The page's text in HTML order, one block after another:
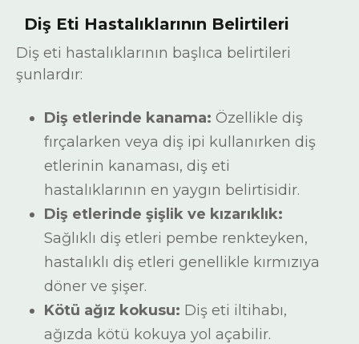
Diş Eti Hastalıklarının Belirtileri
Diş eti hastalıklarının başlıca belirtileri
şunlardır:
Diş etlerinde kanama: Özellikle diş
fırçalarken veya diş ipi kullanırken diş
etlerinin kanaması, diş eti
hastalıklarının en yaygın belirtisidir.
Diş etlerinde şişlik ve kızarıklık:
Sağlıklı diş etleri pembe renkteyken,
hastalıklı diş etleri genellikle kırmızıya
döner ve şişer.
Kötü ağız kokusu: Diş eti iltihabı,
ağızda kötü kokuya yol açabilir.